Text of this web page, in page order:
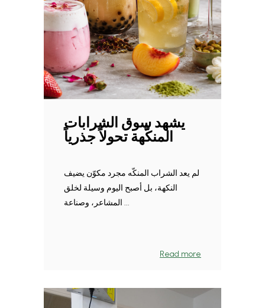
يشهد سوق الشرابات
المنكّهة تحولاً جذرياً
لم يعد الشراب المنكّه مجرد مكوّن يضيف
النكهة، بل أصبح اليوم وسيلة لخلق
المشاعر، وصناعة ...
Read more